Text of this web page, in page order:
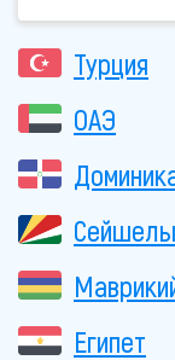
Турция
ОАЭ
Сейшелы
Египет